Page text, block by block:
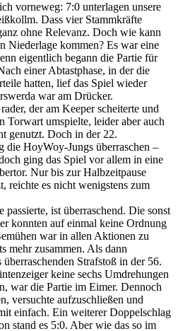
vorneweg: 7:0 unterlagen unsere
Dass vier Stammkräfte
ohne Relevanz. Doch wie kann
Niederlage kommen? Es war eine
eigentlich begann die Partie für
einer Abtastphase, in der die
hatten, lief das Spiel wieder
war am Drücker.
der am Keeper scheiterte und
Torwart umspielte, leider aber auch
genutzt. Doch in der 22.
die HoyWoy-Jungs überraschen –
ging das Spiel vor allem in eine
Nur bis zur Halbzeitpause
reichte es nicht wenigstens zum
passierte, ist überraschend. Die sonst
konnten auf einmal keine Ordnung
war in allen Aktionen zu
mehr zusammen. Als dann
Strafstoß in der 56.
keine sechs Umdrehungen
war die Partie im Eimer. Dennoch
versuchte aufzuschließen und
einfach. Ein weiterer Doppelschlag
stand es 5:0. Aber wie das so im